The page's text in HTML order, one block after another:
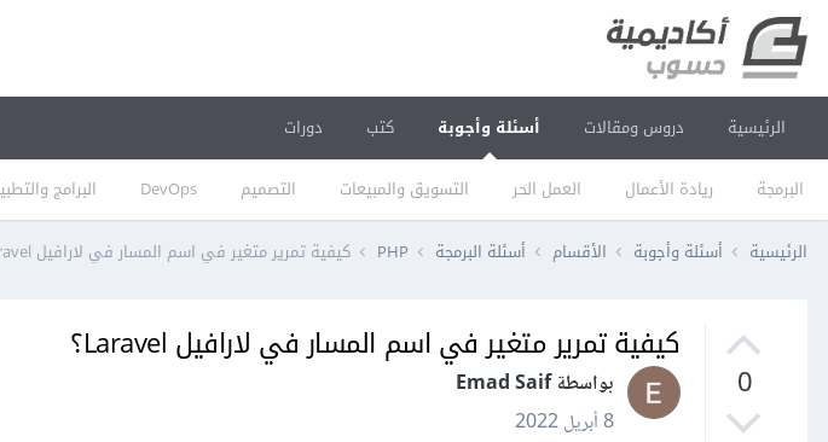
الرئيسية دروس ومقالات أسئلة وأجوبة
البرمجة ريادة الأعمال العمل الحر التسويق والمبيعات التصميم DevOps البرامج
كتب دورات
الرئيسية أسئلة وأجوبة الأقسام أسئلة البرمجة PHP كيفية تمرير متغير في اسم المسار في لارافيل Laravel؟
0
كيفية تمرير متغير في اسم المسار في لارافيل Laravel؟
بواسطة Emad Saif
8 أبريل 2022